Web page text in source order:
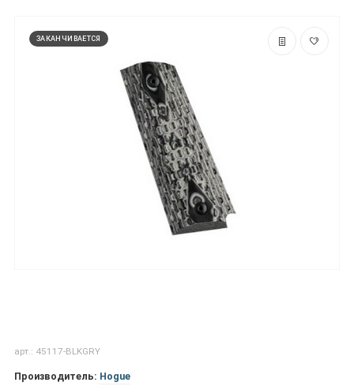
ЗАКАНЧИВАЕТСЯ
арт.: 45117-BLKGRY
Производитель: Hogue